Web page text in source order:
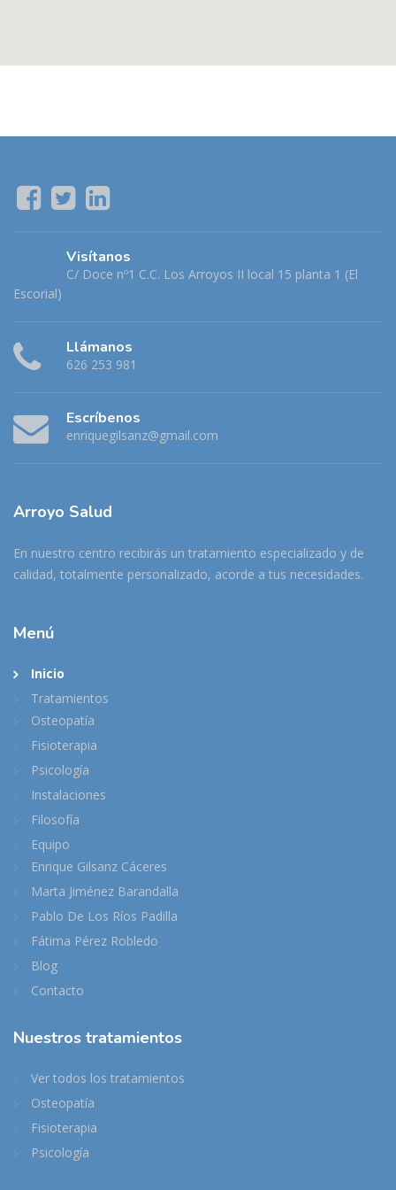
Visítanos
C/ Doce nº1 C.C. Los Arroyos II local 15 planta 1 (El
Escorial)
Llámanos
626 253 981
Escríbenos
enriquegilsanz@gmail.com
Arroyo Salud
En nuestro centro recibirás un tratamiento especializado y de
calidad, totalmente personalizado, acorde a tus necesidades.
Menú
Inicio
Tratamientos
Osteopatía
Fisioterapia
Psicología
Instalaciones
Filosofía
Equipo
Enrique Gilsanz Cáceres
Marta Jiménez Barandalla
Pablo De Los Ríos Padilla
Fátima Pérez Robledo
Blog
Contacto
Nuestros tratamientos
Ver todos los tratamientos
Osteopatía
Fisioterapia
Psicología